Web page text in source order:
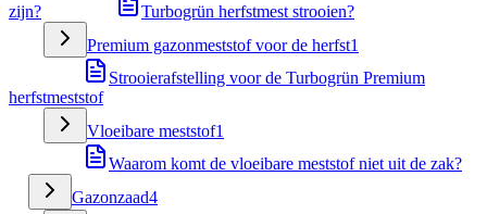
zijn?
Turbogrün herfstmest strooien?
Premium gazonmeststof voor de herfst1
Strooierafstelling voor de Turbogrün Premium
herfstmeststof
Vloeibare meststof1
Waarom komt de vloeibare meststof niet uit de zak?
Gazonzaad4